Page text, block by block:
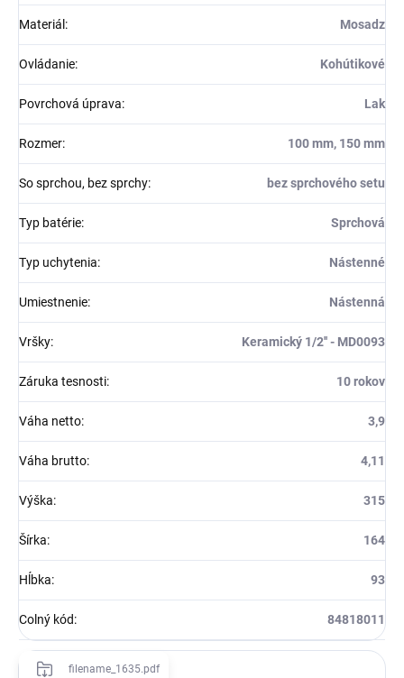
Materiál : Mosadz
Ovládanie: Kohútikové
Povrchová úprava: Lak
Rozmer: 100 mm, 150 mm
So sprchou, bez sprchy: bez sprchového setu
Typ batérie: Sprchová
Typ uchytenia: Nástenné
Umiestnenie: Nástenná
Vršky: Keramický 1/2'' - MD0093
Záruka tesnosti: 10 rokov
Váha netto: 3,9
Váha brutto: 4,11
Výška: 315
Šírka: 164
Hĺbka: 93
Colný kód: 84818011
filename_1635.pdf